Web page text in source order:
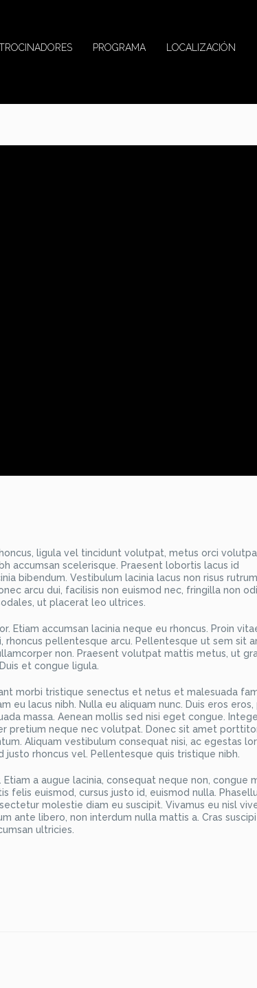
PROGRAMA LOCALIZACIÓN
ligula vel tincidunt volutpat, metus orci
accumsan scelerisque. Praesent lobortis lacus id
bibendum. Vestibulum lacinia lacus non risus
arcu dui, facilisis non euismod nec, fringilla non
ut placerat leo ultrices.
Etiam accumsan lacinia neque eu rhoncus. Proin
rhoncus pellentesque arcu. Pellentesque ut sem sit
non. Praesent volutpat mattis metus, ut
et congue ligula.
morbi tristique senectus et netus et malesuada
eu lacus nibh. Nulla eu aliquam nunc. Duis eros
massa. Aenean mollis sed nisi eget congue.
pretium neque nec volutpat. Donec sit amet
Aliquam vestibulum consequat nisi, ac egestas
rhoncus vel. Pellentesque quis tristique nibh.
a augue lacinia, consequat neque non, congue
felis euismod, cursus justo id, euismod nulla.
molestie diam eu suscipit. Vivamus eu nisl
ante libero, non interdum nulla mattis a. Cras
ultricies.